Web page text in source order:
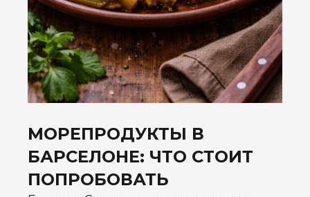
МОРЕПРОДУКТЫ В
БАРСЕЛОНЕ: ЧТО СТОИТ
ПОПРОБОВАТЬ